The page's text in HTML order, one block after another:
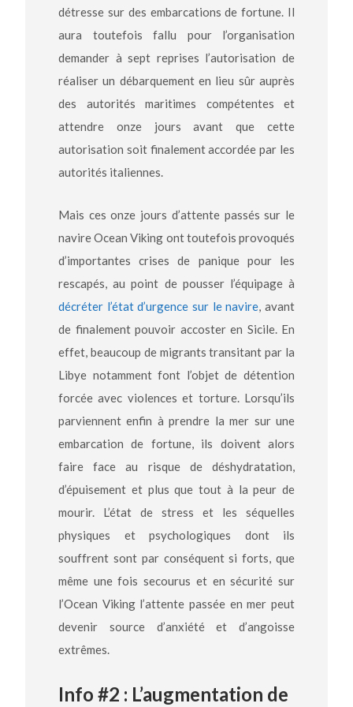
détresse sur des embarcations de fortune. Il
aura toutefois fallu pour l’organisation
demander à sept reprises l’autorisation de
réaliser un débarquement en lieu sûr auprès
des autorités maritimes compétentes et
attendre onze jours avant que cette
autorisation soit finalement accordée par les
autorités italiennes.
Mais ces onze jours d’attente passés sur le
navire Ocean Viking ont toutefois provoqués
d’importantes crises de panique pour les
rescapés, au point de pousser l’équipage à
décréter l’état d’urgence sur le navire, avant
de finalement pouvoir accoster en Sicile. En
effet, beaucoup de migrants transitant par la
Libye notamment font l’objet de détention
forcée avec violences et torture. Lorsqu’ils
parviennent enfin à prendre la mer sur une
embarcation de fortune, ils doivent alors
faire face au risque de déshydratation,
d’épuisement et plus que tout à la peur de
mourir. L’état de stress et les séquelles
physiques et psychologiques dont ils
souffrent sont par conséquent si forts, que
même une fois secourus et en sécurité sur
l’Ocean Viking l’attente passée en mer peut
devenir source d’anxiété et d’angoisse
extrêmes.
Info #2 : L’augmentation de